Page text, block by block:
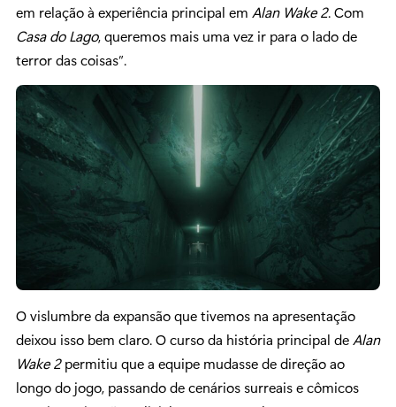
em relação à experiência principal em Alan Wake 2. Com
Casa do Lago, queremos mais uma vez ir para o lado de
terror das coisas”.
O vislumbre da expansão que tivemos na apresentação
deixou isso bem claro. O curso da história principal de Alan
Wake 2permitiu que a equipe mudasse de direção ao
longo do jogo, passando de cenários surreais e cômicos